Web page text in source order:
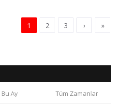
1 2 3 › »
Bu Ay Tüm Zamanlar